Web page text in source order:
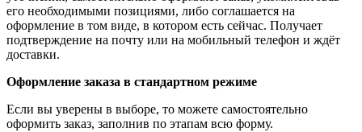
его необходимыми позициями, либо соглашается на
оформление в том виде, в котором есть сейчас. Получает
подтверждение на почту или на мобильный телефон и ждёт
доставки.
Оформление заказа в стандартном режиме
Если вы уверены в выборе, то можете самостоятельно
оформить заказ, заполнив по этапам всю форму.